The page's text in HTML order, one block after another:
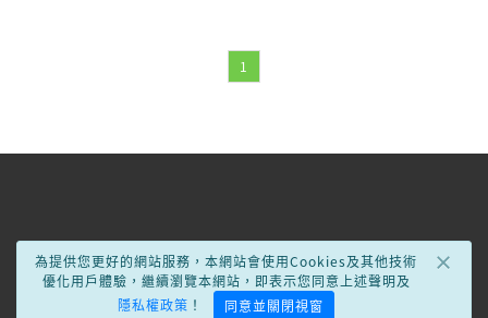
1
×
為提供您更好的網站服務，本網站會使用Cookies及其他技術
優化用戶體驗，繼續瀏覽本網站，即表示您同意上述聲明及
隱私權政策 ！ 同意並關閉視窗